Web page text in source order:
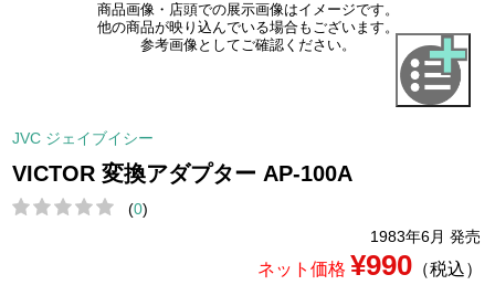
商品画像・店頭での展示画像はイメージです。
他の商品が映り込んでいる場合もございます。
参考画像としてご確認ください。
JVC ジェイブイシー
VICTOR 変換アダプター AP-100A
(0)
1983年6月 発売
ネット価格 ¥990（税込）